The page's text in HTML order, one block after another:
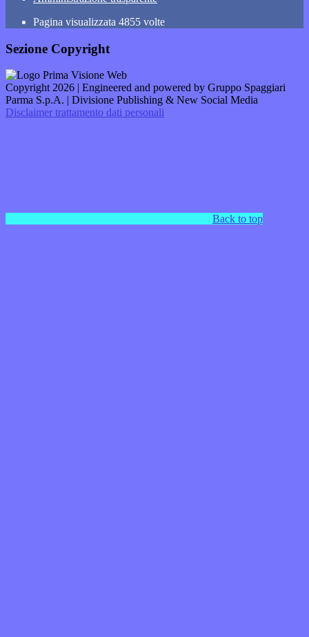
Pagina visualizzata 4855 volte
Sezione Copyright
Copyright 2026 | Engineered and powered by Gruppo Spaggiari
Parma S.p.A. | Divisione Publishing & New Social Media
Disclaimer trattamento dati personali
Back to top